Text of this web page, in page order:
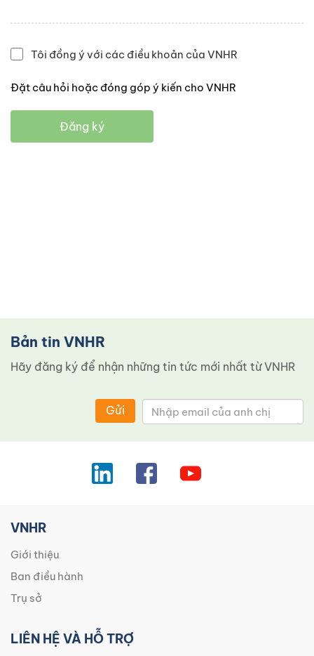
Tôi đồng ý với các điều khoản của VNHR
Đặt câu hỏi hoặc đóng góp ý kiến cho VNHR
Đăng ký
Bản tin VNHR
Hãy đăng ký để nhận những tin tức mới nhất từ ​​VNHR
Gửi
VNHR
Giới thiệu
Ban điều hành
Trụ sở
LIÊN HỆ VÀ HỖ TRỢ